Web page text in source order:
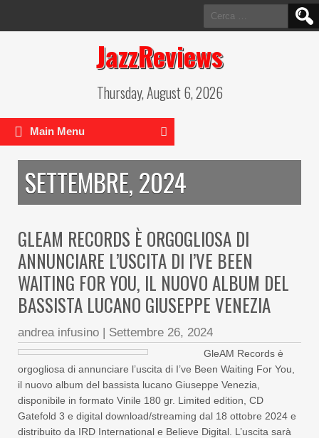
Ricerca
per:
JazzReviews
Thursday, August 6, 2026
Main Menu
SETTEMBRE, 2024
GLEAM RECORDS È ORGOGLIOSA DI
ANNUNCIARE L’USCITA DI I’VE BEEN
WAITING FOR YOU, IL NUOVO ALBUM DEL
BASSISTA LUCANO GIUSEPPE VENEZIA
andrea infusino | Settembre 26, 2024
GleAM Records è
orgogliosa di annunciare l’uscita di I’ve Been Waiting For You,
il nuovo album del bassista lucano Giuseppe Venezia,
disponibile in formato Vinile 180 gr. Limited edition, CD
Gatefold 3 e digital download/streaming dal 18 ottobre 2024 e
distribuito da IRD International e Believe Digital. L’uscita sarà